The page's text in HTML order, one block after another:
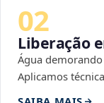
02
Liberação
Água
Aplicamos